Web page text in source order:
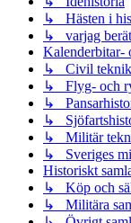
↳ Hästen i
↳ varjag
Kalenderbitar-
↳ Civil
↳ Flyg- och
↳
↳
↳ Militär
↳ Sveriges
Historiskt
↳ Köp och
↳ Militära